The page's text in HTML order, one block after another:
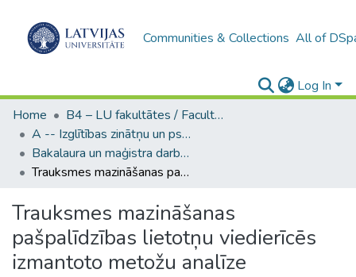
Communities & Collections All of
Log In
Home
B4 – LU fakultātes / Faculties of the UL
A -- Izglītības zinātņu un psiholoģijas fakultāte / Faculty of Education Sciences and Psychology
Bakalaura un maģistra darbi (PPMF) / Bachelor's and Master's theses
Trauksmes mazināšanas pašpalīdzības lietotņu viedierīcēs izmantoto metožu analīze
Trauksmes mazināšanas
pašpalīdzības lietotņu viedierīcēs
izmantoto metožu analīze